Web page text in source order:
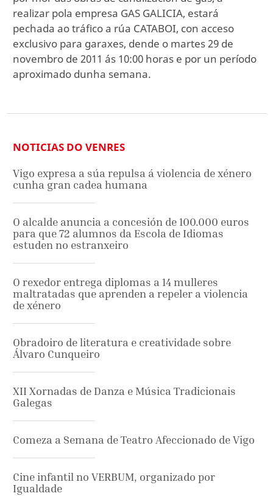
realizar pola empresa GAS GALICIA, estará
pechada ao tráfico a rúa CATABOI, con acceso
exclusivo para garaxes, dende o martes 29 de
novembro de 2011 ás 10:00 horas e por un período
aproximado dunha semana.
NOTICIAS DO VENRES
Vigo expresa a súa repulsa á violencia de xénero
cunha gran cadea humana
O alcalde anuncia a concesión de 100.000 euros
para que 72 alumnos da Escola de Idiomas
estuden no estranxeiro
O rexedor entrega diplomas a 14 mulleres
maltratadas que aprenden a repeler a violencia
de xénero
Obradoiro de literatura e creatividade sobre
Álvaro Cunqueiro
XII Xornadas de Danza e Música Tradicionais
Galegas
Comeza a Semana de Teatro Afeccionado de Vigo
Cine infantil no VERBUM, organizado por
Igualdade